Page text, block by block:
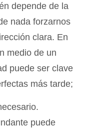
depende de la
nada forzarnos
clara. En
medio de un
puede ser clave
más tarde;
puede